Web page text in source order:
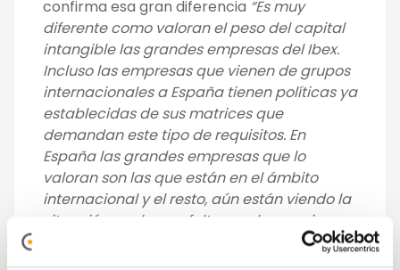
confirma esa gran diferencia “Es muy
diferente como valoran el peso del capital
intangible las grandes empresas del Ibex.
Incluso las empresas que vienen de grupos
internacionales a España tienen políticas ya
establecidas de sus matrices que
demandan este tipo de requisitos. En
España las grandes empresas que lo
valoran son las que están en el ámbito
internacional y el resto, aún están viendo la
situación por lo que falta mucho camino